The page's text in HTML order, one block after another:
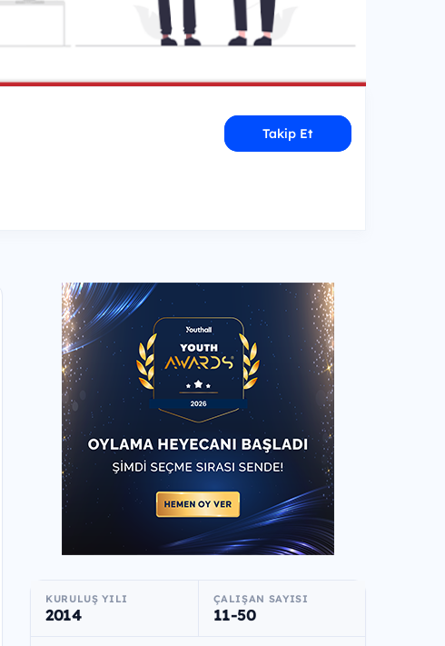
Takip Et
KURULUŞ YILI
2014
ÇALIŞAN SAYISI
11-50